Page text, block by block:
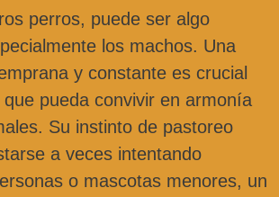
perros, puede ser algo
los machos. Una
y constante es crucial
pueda convivir en armonía
Su instinto de pastoreo
a veces intentando
o mascotas menores, un